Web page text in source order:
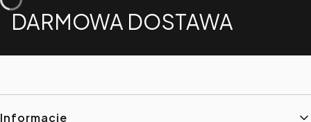
DARMOWA DOSTAWA
Linki w stopce
Informacje